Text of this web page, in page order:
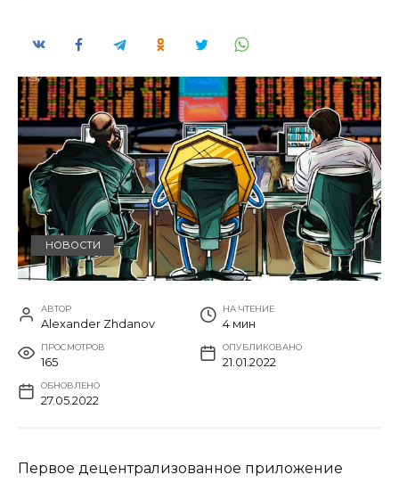
НОВОСТИ
АВТОР
Alexander Zhdanov
НА ЧТЕНИЕ
4 мин
ПРОСМОТРОВ
165
ОПУБЛИКОВАНО
21.01.2022
ОБНОВЛЕНО
27.05.2022
Первое децентрализованное приложение